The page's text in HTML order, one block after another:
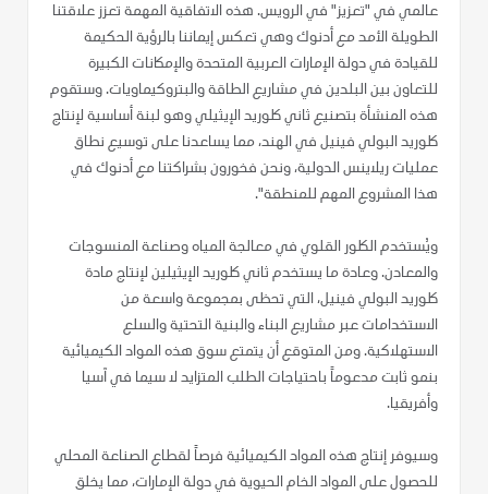
عالمي في "تعزيز" في الرويس. هذه الاتفاقية المهمة تعزز علاقتنا
الطويلة الأمد مع أدنوك وهي تعكس إيماننا بالرؤية الحكيمة
للقيادة في دولة الإمارات العربية المتحدة والإمكانات الكبيرة
للتعاون بين البلدين في مشاريع الطاقة والبتروكيماويات. وستقوم
هذه المنشأة بتصنيع ثاني كلوريد الإيثيلي وهو لبنة أساسية لإنتاج
كلوريد البولي فينيل في الهند، مما يساعدنا على توسيع نطاق
عمليات ريلاينس الدولية، ونحن فخورون بشراكتنا مع أدنوك في
هذا المشروع المهم للمنطقة".
ويُستخدم الكلور القلوي في معالجة المياه وصناعة المنسوجات
والمعادن. وعادة ما يستخدم ثاني كلوريد الإيثيلين لإنتاج مادة
كلوريد البولي فينيل، التي تحظى بمجموعة واسعة من
الاستخدامات عبر مشاريع البناء والبنية التحتية والسلع
الاستهلاكية. ومن المتوقع أن يتمتع سوق هذه المواد الكيميائية
بنمو ثابت مدعوماً باحتياجات الطلب المتزايد لا سيما في آسيا
وأفريقيا.
وسيوفر إنتاج هذه المواد الكيميائية فرصاً لقطاع الصناعة المحلي
للحصول على المواد الخام الحيوية في دولة الإمارات، مما يخلق